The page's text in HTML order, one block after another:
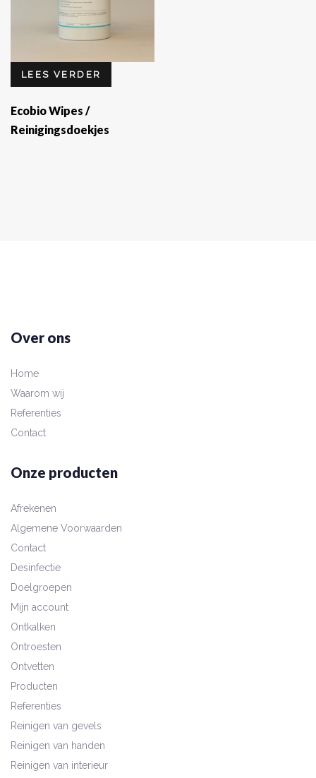
LEES VERDER
Ecobio Wipes /
Reinigingsdoekjes
Over ons
Home
Waarom wij
Referenties
Contact
Onze producten
Afrekenen
Algemene Voorwaarden
Contact
Desinfectie
Doelgroepen
Mijn account
Ontkalken
Ontroesten
Ontvetten
Producten
Referenties
Reinigen van gevels
Reinigen van handen
Reinigen van interieur